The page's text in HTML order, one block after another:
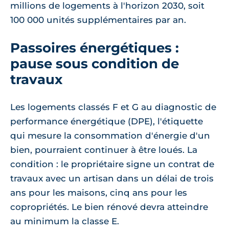
millions de logements à l'horizon 2030, soit
100 000 unités supplémentaires par an.
Passoires énergétiques :
pause sous condition de
travaux
Les logements classés F et G au diagnostic de
performance énergétique (DPE), l'étiquette
qui mesure la consommation d'énergie d'un
bien, pourraient continuer à être loués. La
condition : le propriétaire signe un contrat de
travaux avec un artisan dans un délai de trois
ans pour les maisons, cinq ans pour les
copropriétés. Le bien rénové devra atteindre
au minimum la classe E.